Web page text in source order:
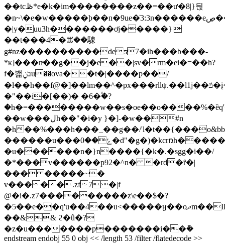
��tcڟ*e�k�im���͏�����z��=��ư�8|}듽
�n~\�e�w�����ϸ��n�9ue�ٙ3:3n������eڝ��q����]؞
�|y�uu3h�������ơj�����}|
��t���4�ꕭ��駷
g#nz����������deƽ7�ih���b���-
*κ]���nͮ��g��j�e��|sv�rm�ei�=��h?
f�봶בݧu��оva��t�|����p��/
�l��h��f@�]��lm��^�px���rllψ.��l1j��ݿ�į<��/f{���������ϻ{����o�#`�#�
�"��i�[��)� �6�۟�?
�h�=��������w��s�oe��o��
��w���لh��"�i�y }�]-�w��#n
�h��%���h���_��g��/
������u���ݺ��0�d"�g�)�kcrռh��������փ���fu�q0������i�`:�"��#h�3�.y7����y����d\e��9o�r@�$y�%���|
�u������n�}n����{�k�.�sgg�i��/
�*���v������p92�^n� �rd�ȓ�|
��� �����~�
v�����.zf7�|f
@�i�.z7���������z\e��$�?
�5��e��q'u��4��u<�����ӈ��oދm��llψs&wm�����(~~t��f
��&& ϩ�û�?
�z�u�������p�������i��݉�
endstream endobj 55 0 obj << /length 53 /filter /flatedecode >>